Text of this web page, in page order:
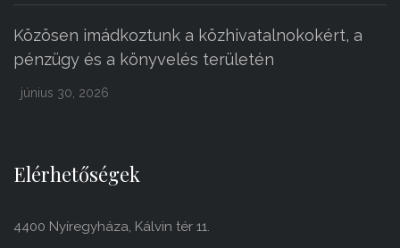
Közösen imádkoztunk a közhivatalnokokért, a
pénzügy és a könyvelés területén
június 30, 2026
Elérhetőségek
4400 Nyíregyháza, Kálvin tér 11.